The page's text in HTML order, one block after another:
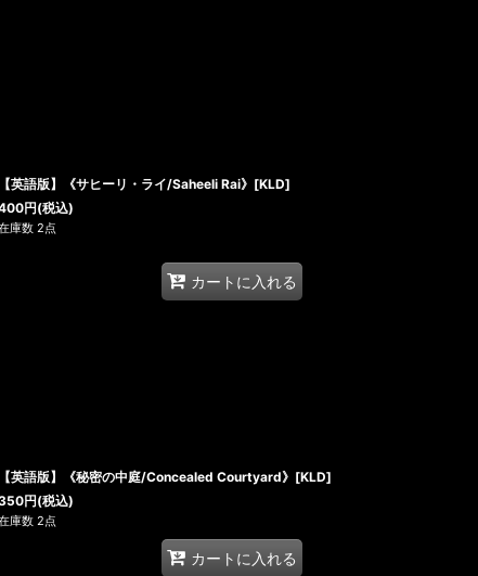
【英語版】《サヒーリ・ライ/Saheeli Rai》[KLD]
円(税込)
庫数 2点
カートに入れる
【英語版】《秘密の中庭/Concealed Courtyard》[KLD]
円(税込)
庫数 2点
カートに入れる